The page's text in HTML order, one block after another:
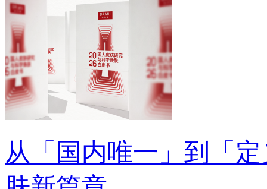
从「国内唯一」到「